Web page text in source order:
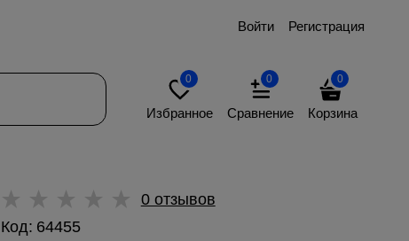
Войти Регистрация
0
Избранное
0
Сравнение
0
Корзина
0 отзывов
Код: 64455